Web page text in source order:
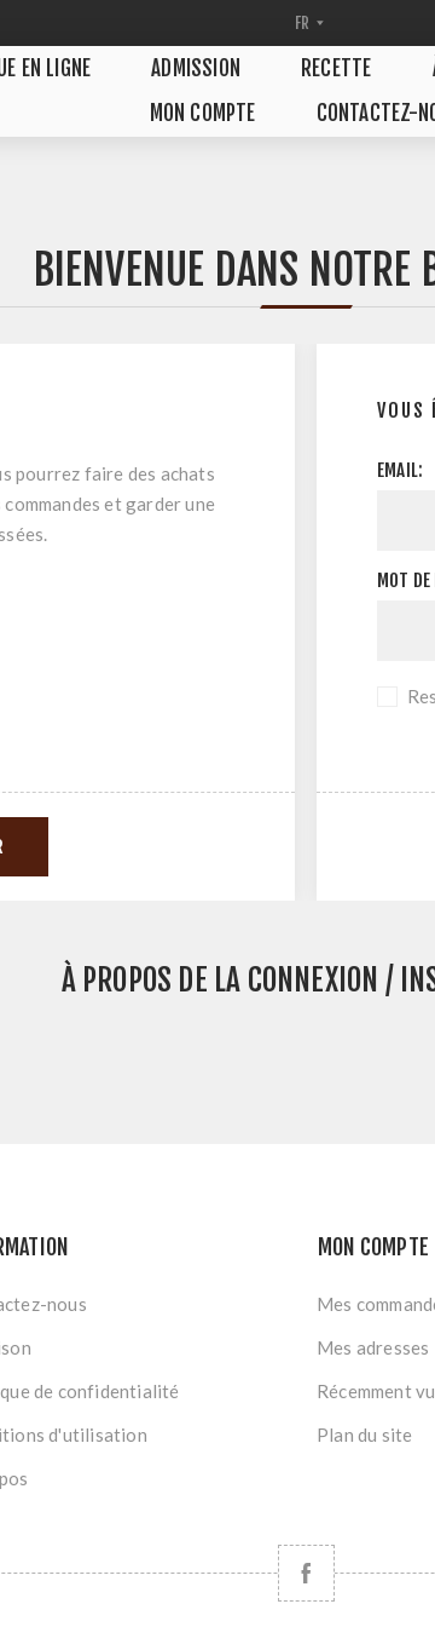
EN LIGNE ADMISSION RECETTE
MON COMPTE
CONTACTEZ-
BIENVENUE DANS NOTRE
pourrez faire des achats
et garder une
VOUS
EMAIL:
MOT DE
À PROPOS DE LA CONNEXION /
nous
de confidentialité
d'utilisation
MON COMPTE
Mes
Mes adresses
Récemment
Plan du site